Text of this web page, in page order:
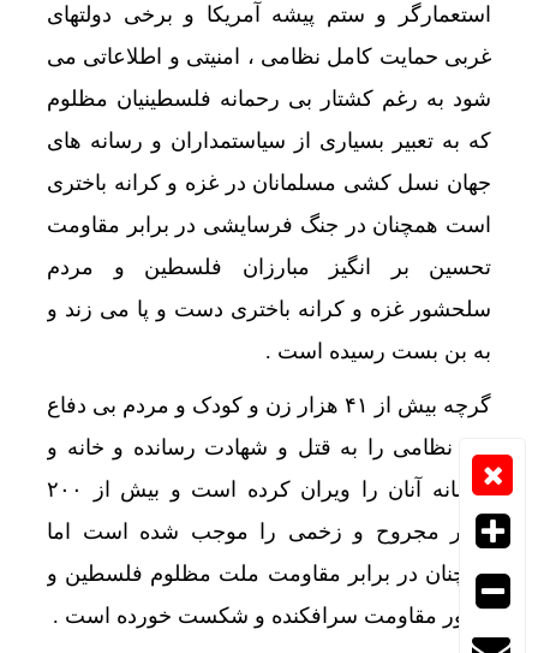
استعمارگر و ستم پیشه آمریکا و برخی دولتهای
غربی حمایت کامل نظامی ، امنیتی و اطلاعاتی می
شود به رغم کشتار بی رحمانه فلسطینیان مظلوم
که به تعبیر بسیاری از سیاستمداران و رسانه های
جهان نسل کشی مسلمانان در غزه و کرانه باختری
است همچنان در جنگ فرسایشی در برابر مقاومت
تحسین بر انگیز مبارزان فلسطین و مردم
سلحشور غزه و کرانه باختری دست و پا می زند و
به بن بست رسیده است .
گرچه بیش از ۴۱ هزار زن و کودک و مردم بی دفاع
غیر نظامی را به قتل و شهادت رسانده و خانه و
کاشانه آنان را ویران کرده است و بیش از ۲۰۰
هزار مجروح و زخمی را موجب شده است اما
همچنان در برابر مقاومت ملت مظلوم فلسطین و
محور مقاومت سرافکنده و شکست خورده است .